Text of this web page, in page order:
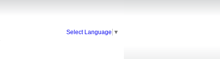
Select Language ▼